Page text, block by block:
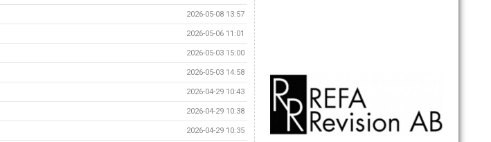
2026-05-08 13:57
2026-05-06 11:01
2026-05-03 15:00
2026-05-03 14:58
2026-04-29 10:43
2026-04-29 10:38
2026-04-29 10:35